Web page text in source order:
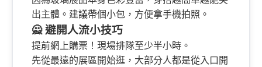
出主體。建議帶個小包，方便拿手機拍照。
🙅 避開人流小技巧
提前網上購票！現場排隊至少半小時。
先從最遠的展區開始逛，大部分人都是從入口開